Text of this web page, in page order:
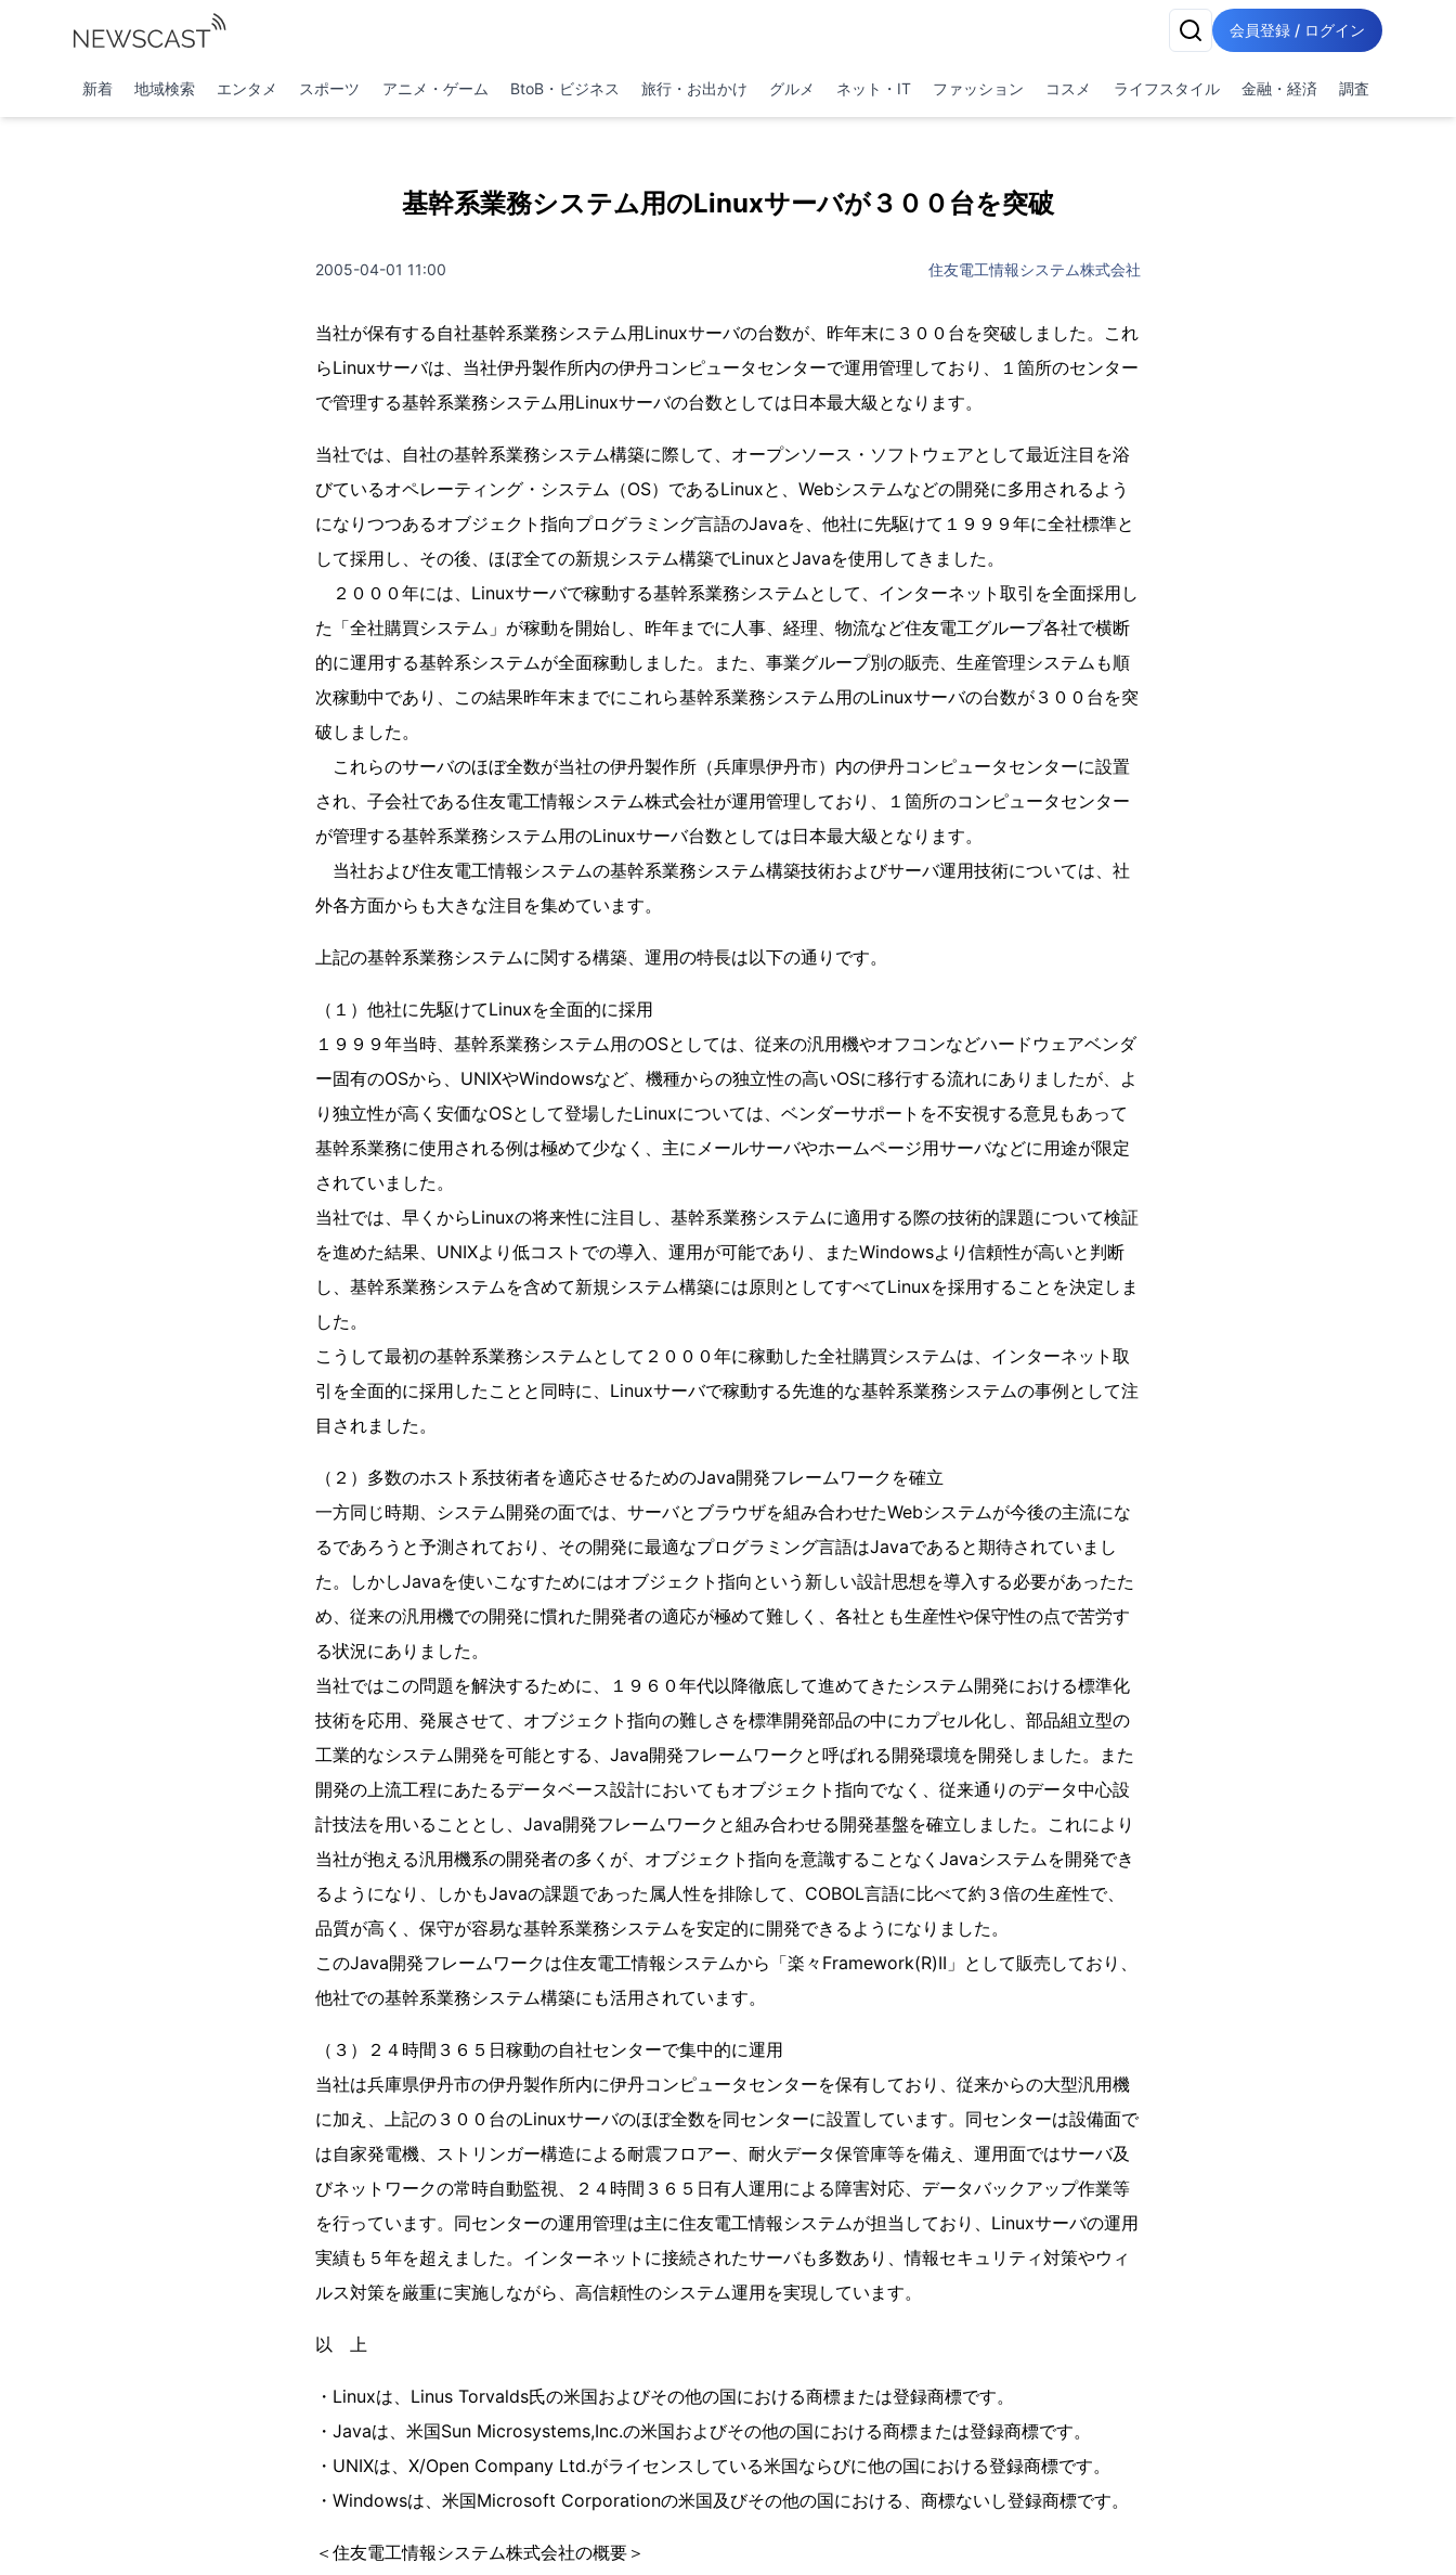
会員登録 / ログイン
新着 地域検索 エンタメ スポーツ アニメ・ゲーム BtoB・ビジネス 旅行・お出かけ グルメ ネット・IT ファッション コスメ ライフスタイル 金融・経済 調査
基幹系業務システム用のLinuxサーバが３００台を突破
2005-04-01 11:00 住友電工情報システム株式会社
当社が保有する自社基幹系業務システム用Linuxサーバの台数が、昨年末に３００台を突破しました。これ
らLinuxサーバは、当社伊丹製作所内の伊丹コンピュータセンターで運用管理しており、１箇所のセンター
で管理する基幹系業務システム用Linuxサーバの台数としては日本最大級となります。
当社では、自社の基幹系業務システム構築に際して、オープンソース・ソフトウェアとして最近注目を浴
びているオペレーティング・システム（OS）であるLinuxと、Webシステムなどの開発に多用されるよう
になりつつあるオブジェクト指向プログラミング言語のJavaを、他社に先駆けて１９９９年に全社標準と
して採用し、その後、ほぼ全ての新規システム構築でLinuxとJavaを使用してきました。
２０００年には、Linuxサーバで稼動する基幹系業務システムとして、インターネット取引を全面採用し
た「全社購買システム」が稼動を開始し、昨年までに人事、経理、物流など住友電工グループ各社で横断
的に運用する基幹系システムが全面稼動しました。また、事業グループ別の販売、生産管理システムも順
次稼動中であり、この結果昨年末までにこれら基幹系業務システム用のLinuxサーバの台数が３００台を突
破しました。
これらのサーバのほぼ全数が当社の伊丹製作所（兵庫県伊丹市）内の伊丹コンピュータセンターに設置
され、子会社である住友電工情報システム株式会社が運用管理しており、１箇所のコンピュータセンター
が管理する基幹系業務システム用のLinuxサーバ台数としては日本最大級となります。
当社および住友電工情報システムの基幹系業務システム構築技術およびサーバ運用技術については、社
外各方面からも大きな注目を集めています。
上記の基幹系業務システムに関する構築、運用の特長は以下の通りです。
（１）他社に先駆けてLinuxを全面的に採用
１９９９年当時、基幹系業務システム用のOSとしては、従来の汎用機やオフコンなどハードウェアベンダ
ー固有のOSから、UNIXやWindowsなど、機種からの独立性の高いOSに移行する流れにありましたが、よ
り独立性が高く安価なOSとして登場したLinuxについては、ベンダーサポートを不安視する意見もあって
基幹系業務に使用される例は極めて少なく、主にメールサーバやホームページ用サーバなどに用途が限定
されていました。
当社では、早くからLinuxの将来性に注目し、基幹系業務システムに適用する際の技術的課題について検証
を進めた結果、UNIXより低コストでの導入、運用が可能であり、またWindowsより信頼性が高いと判断
し、基幹系業務システムを含めて新規システム構築には原則としてすべてLinuxを採用することを決定しま
した。
こうして最初の基幹系業務システムとして２０００年に稼動した全社購買システムは、インターネット取
引を全面的に採用したことと同時に、Linuxサーバで稼動する先進的な基幹系業務システムの事例として注
目されました。
（２）多数のホスト系技術者を適応させるためのJava開発フレームワークを確立
一方同じ時期、システム開発の面では、サーバとブラウザを組み合わせたWebシステムが今後の主流にな
るであろうと予測されており、その開発に最適なプログラミング言語はJavaであると期待されていまし
た。しかしJavaを使いこなすためにはオブジェクト指向という新しい設計思想を導入する必要があったた
め、従来の汎用機での開発に慣れた開発者の適応が極めて難しく、各社とも生産性や保守性の点で苦労す
る状況にありました。
当社ではこの問題を解決するために、１９６０年代以降徹底して進めてきたシステム開発における標準化
技術を応用、発展させて、オブジェクト指向の難しさを標準開発部品の中にカプセル化し、部品組立型の
工業的なシステム開発を可能とする、Java開発フレームワークと呼ばれる開発環境を開発しました。また
開発の上流工程にあたるデータベース設計においてもオブジェクト指向でなく、従来通りのデータ中心設
計技法を用いることとし、Java開発フレームワークと組み合わせる開発基盤を確立しました。これにより
当社が抱える汎用機系の開発者の多くが、オブジェクト指向を意識することなくJavaシステムを開発でき
るようになり、しかもJavaの課題であった属人性を排除して、COBOL言語に比べて約３倍の生産性で、
品質が高く、保守が容易な基幹系業務システムを安定的に開発できるようになりました。
このJava開発フレームワークは住友電工情報システムから「楽々Framework(R)II」として販売しており、
他社での基幹系業務システム構築にも活用されています。
（３）２４時間３６５日稼動の自社センターで集中的に運用
当社は兵庫県伊丹市の伊丹製作所内に伊丹コンピュータセンターを保有しており、従来からの大型汎用機
に加え、上記の３００台のLinuxサーバのほぼ全数を同センターに設置しています。同センターは設備面で
は自家発電機、ストリンガー構造による耐震フロアー、耐火データ保管庫等を備え、運用面ではサーバ及
びネットワークの常時自動監視、２４時間３６５日有人運用による障害対応、データバックアップ作業等
を行っています。同センターの運用管理は主に住友電工情報システムが担当しており、Linuxサーバの運用
実績も５年を超えました。インターネットに接続されたサーバも多数あり、情報セキュリティ対策やウィ
ルス対策を厳重に実施しながら、高信頼性のシステム運用を実現しています。
以 上
・Linuxは、Linus Torvalds氏の米国およびその他の国における商標または登録商標です。
・Javaは、米国Sun Microsystems,Inc.の米国およびその他の国における商標または登録商標です。
・UNIXは、X/Open Company Ltd.がライセンスしている米国ならびに他の国における登録商標です。
・Windowsは、米国Microsoft Corporationの米国及びその他の国における、商標ないし登録商標です。
＜住友電工情報システム株式会社の概要＞